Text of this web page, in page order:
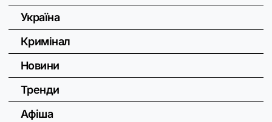
Україна
Кримінал
Новини
Тренди
Афіша